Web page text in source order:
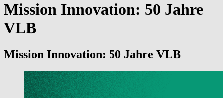
Mission Innovation: 50 Jahre
VLB
Mission Innovation: 50 Jahre VLB